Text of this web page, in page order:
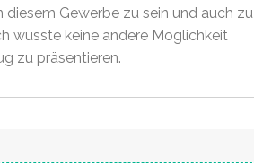
diesem Gewerbe zu sein und auch zu
wüsste keine andere Möglichkeit
zu präsentieren.